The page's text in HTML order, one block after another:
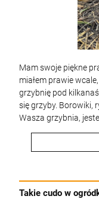
Mam swoje piękne
miałem prawie
grzybnię pod
się grzyby. Borowiki,
Wasza grzybnia,
Takie cudo w